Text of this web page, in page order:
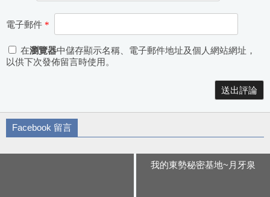
電子郵件 *
在瀏覽器中儲存顯示名稱、電子郵件地址及個人網站網址，
以供下次發佈留言時使用。
Facebook 留言
我的東勢秘密基地~月牙泉